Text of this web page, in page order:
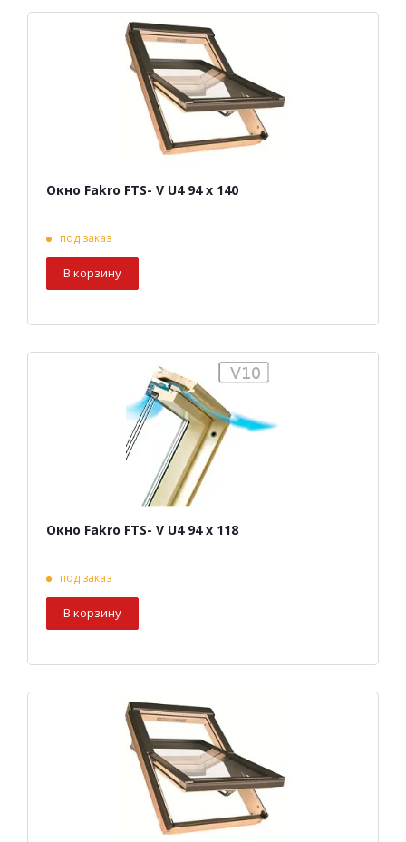
Окно Fakro FTS- V U4 94 х 140
под заказ
В корзину
Окно Fakro FTS- V U4 94 х 118
под заказ
В корзину